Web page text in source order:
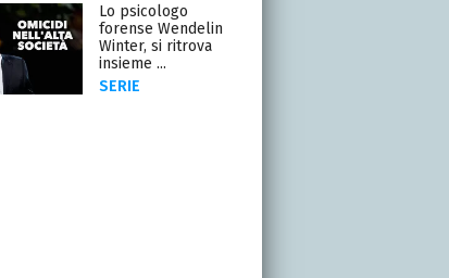
Lo psicologo
forense Wendelin
Winter, si ritrova
insieme ...
SERIE